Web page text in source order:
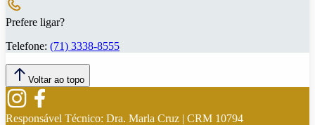
Prefere ligar?
Telefone: (71) 3338-8555
Voltar ao topo
Responsável Técnico: Dra. Marla Cruz | CRM 10794